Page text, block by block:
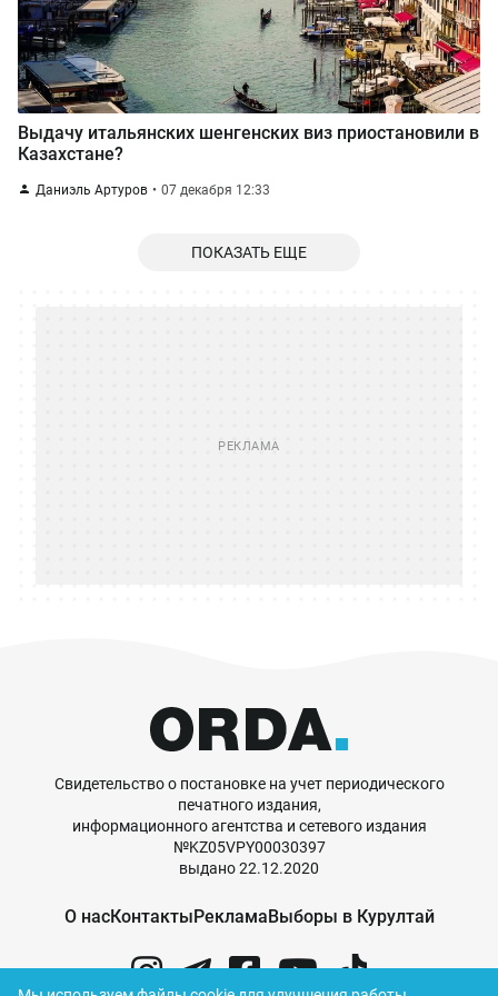
Выдачу итальянских шенгенских виз приостановили в
Казахстане?
Даниэль Артуров 07 декабря 12:33
ПОКАЗАТЬ ЕЩЕ
Свидетельство о постановке на учет периодического
печатного издания,
информационного агентства и сетевого издания
№KZ05VPY00030397
выдано 22.12.2020
О насКонтактыРекламаВыборы в Курултай